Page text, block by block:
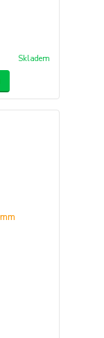
Skladem